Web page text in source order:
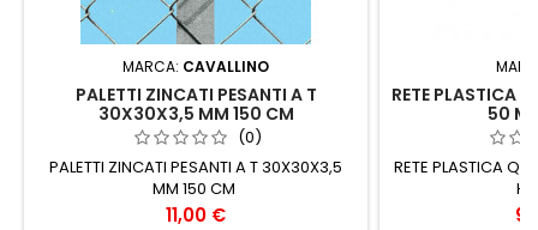
MARCA: CAVALLINO
PALETTI ZINCATI PESANTI A T
30X30X3,5 MM 150 CM
(0)
PALETTI ZINCATI PESANTI A T 30X30X3,5
MM 150 CM
Prezzo
11,00 €
RETE PLASTICA
50 M
RETE PLASTICA
H.